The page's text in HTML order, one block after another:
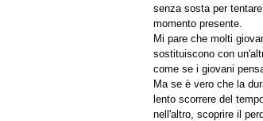
senza sosta per
momento presente.
Mi pare che molti
sostituiscono con
come se i giovani
Ma se è vero che la
lento scorrere del
nell'altro, scoprire il